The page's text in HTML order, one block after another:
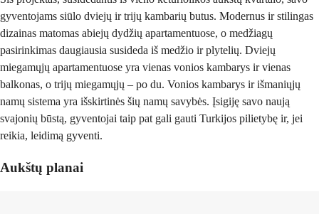
gyventojams siūlo dviejų ir trijų kambarių butus. Modernus ir stilingas
dizainas matomas abiejų dydžių apartamentuose, o medžiagų
pasirinkimas daugiausia susideda iš medžio ir plytelių. Dviejų
miegamųjų apartamentuose yra vienas vonios kambarys ir vienas
balkonas, o trijų miegamųjų – po du. Vonios kambarys ir išmaniųjų
namų sistema yra išskirtinės šių namų savybės. Įsigiję savo naują
svajonių būstą, gyventojai taip pat gali gauti Turkijos pilietybę ir, jei
reikia, leidimą gyventi.
Aukštų planai